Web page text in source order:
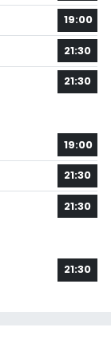
19:00
21:30
21:30
19:00
21:30
21:30
21:30